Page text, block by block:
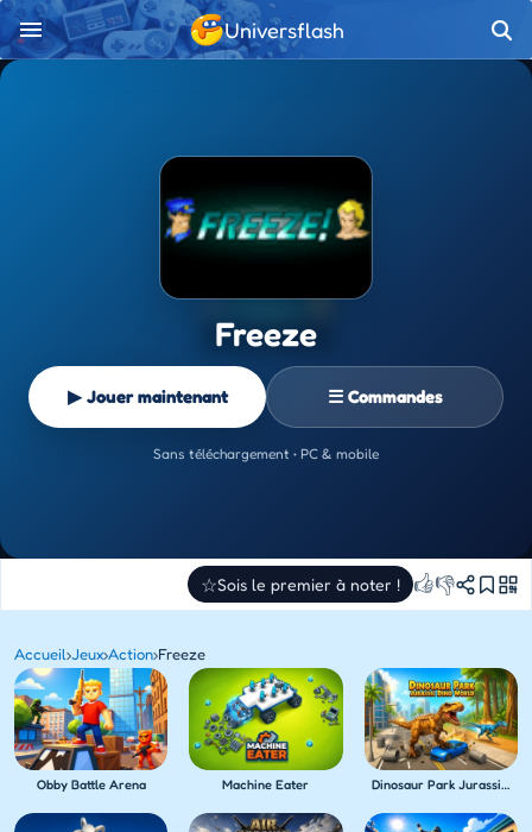
Universflash
Freeze
▶ Jouer maintenant ☰ Commandes
Sans téléchargement • PC & mobile
☆Sois le premier à noter ! 👍👎
Accueil›Jeux›Action›Freeze
Obby Battle Arena Machine Eater Dinosaur Park Jurassic Dino World